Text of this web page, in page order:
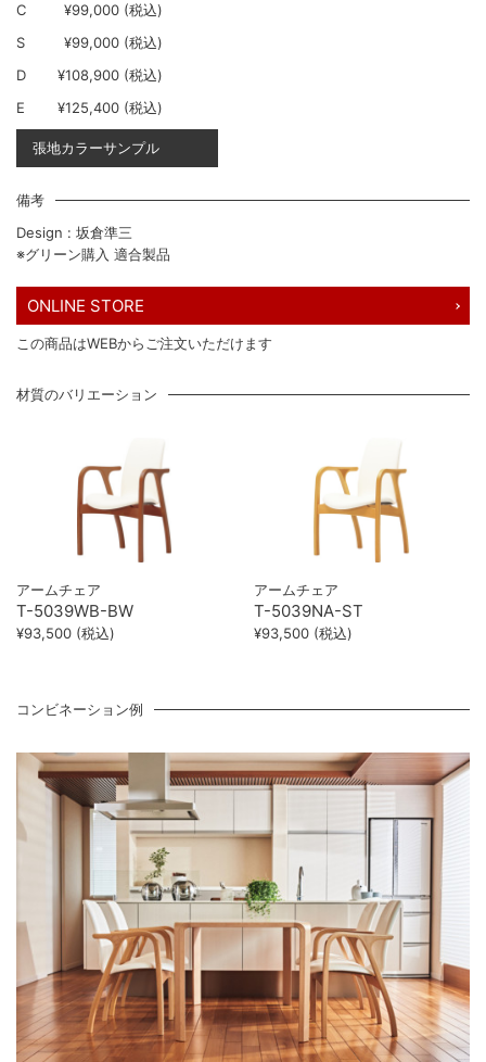
C
¥99,000 (税込)
S
¥99,000 (税込)
D
¥108,900 (税込)
E
¥125,400 (税込)
張地カラーサンプル
備考
Design : 坂倉準三
※グリーン購入 適合製品
ONLINE STORE
この商品はWEBからご注文いただけます
材質のバリエーション
アームチェア
T-5039WB-BW
¥93,500 (税込)
アームチェア
T-5039NA-ST
¥93,500 (税込)
コンビネーション例